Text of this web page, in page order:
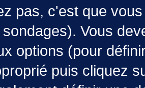
pas, c'est que
Vous
options (pour
puis cliquez